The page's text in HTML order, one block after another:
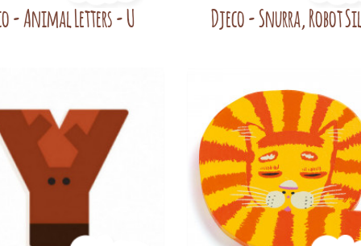
Pris
- Animal Letters - U Pris
Djeco - Snurra, Robot